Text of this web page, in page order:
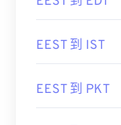
EEST 到 IST
EEST 到 PKT